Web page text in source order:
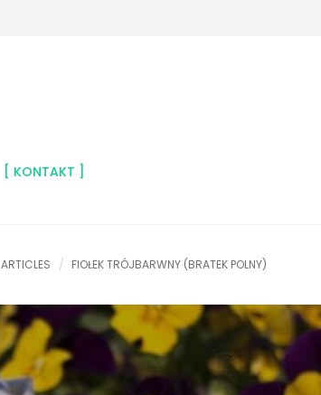
KONTAKT
ARTICLES FIOŁEK TRÓJBARWNY (BRATEK POLNY)